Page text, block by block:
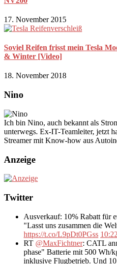
17. November 2015
Soviel Reifen frisst mein Tesla
& Winter [Video]
18. November 2018
Nino
Ich bin Nino, auch bekannt als
unterwegs. Ex-IT-Teamleiter, jetzt
Streamer mit Know-how aus
Anzeige
Twitter
Ausverkauf: 10% Rabatt für
"Lasst uns zusammen die
https://t.co/L9pDt0PGss
RT @MaxFichtner: CATL
phase" Batterie mit 500 Wh/
inklusive Flugbetrieb. Und